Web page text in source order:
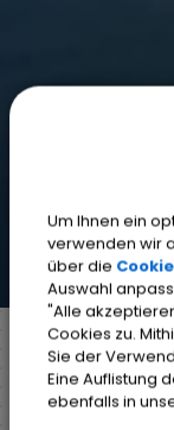
Markt
Ihr Anliegen
Um Ihnen ein
verwenden wir
über die
Auswahl
"Alle
Cookies zu.
Sie der
Eine Auflistung
ebenfalls in